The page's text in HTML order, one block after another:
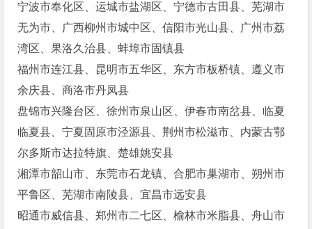
宁波市奉化区、运城市盐湖区、宁德市古田县、芜湖市
无为市、广西柳州市城中区、信阳市光山县、广州市荔
湾区、果洛久治县、蚌埠市固镇县
福州市连江县、昆明市五华区、东方市板桥镇、遵义市
余庆县、商洛市丹凤县
盘锦市兴隆台区、徐州市泉山区、伊春市南岔县、临夏
临夏县、宁夏固原市泾源县、荆州市松滋市、内蒙古鄂
尔多斯市达拉特旗、楚雄姚安县
湘潭市韶山市、东莞市石龙镇、合肥市巢湖市、朔州市
平鲁区、芜湖市南陵县、宜昌市远安县
昭通市威信县、郑州市二七区、榆林市米脂县、舟山市